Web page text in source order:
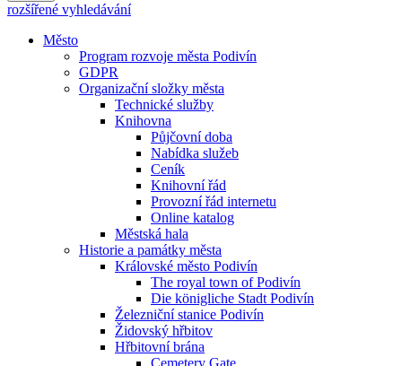
rozšířené vyhledávání
Město
Program rozvoje města Podivín
GDPR
Organizační složky města
Technické služby
Knihovna
Půjčovní doba
Nabídka služeb
Ceník
Knihovní řád
Provozní řád internetu
Online katalog
Městská hala
Historie a památky města
Královské město Podivín
The royal town of Podivín
Die königliche Stadt Podivín
Železniční stanice Podivín
Židovský hřbitov
Hřbitovní brána
Cemetery Gate